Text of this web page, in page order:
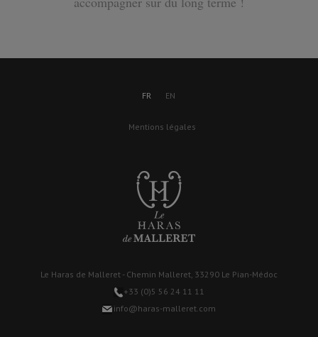
FR EN
Mentions légales
Le Haras de Malleret - Chemin Malleret, 33290 Le Pian-Médoc
+33 (0)5 56 24 11 11
info@haras-malleret.com